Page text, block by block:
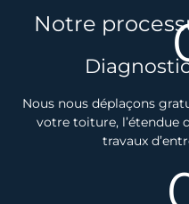
Notre
Nous nous déplaçons
votre toiture, l’étendue
travaux